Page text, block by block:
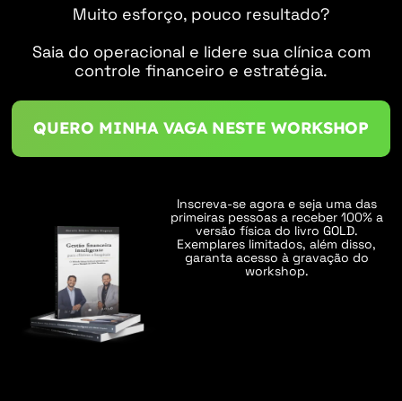
Muito esforço, pouco resultado?
Saia do operacional e lidere sua clínica com
controle financeiro e estratégia.
QUERO MINHA VAGA NESTE WORKSHOP
Inscreva-se agora e seja uma das
primeiras pessoas a receber 100% a
versão física do livro GOLD.
Exemplares limitados, além disso,
garanta acesso à gravação do
workshop.